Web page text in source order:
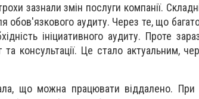
зазнали змін послуги компанії.
обов'язкового аудиту. Через те, що
ініциативного аудиту. Проте
та консультації. Це стало актуальним,
що можна працювати віддалено.